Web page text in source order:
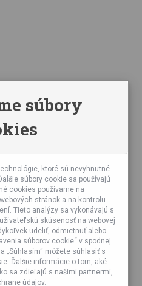
súbory
ktoré sú nevyhnutné
súbory cookie sa používajú
cookies používame na
stránok a na kontrolu
Tieto analýzy sa vykonávajú s
skúsenosť na webovej
udeliť, odmietnuť alebo
súborov cookie“ v spodnej
„Súhlasím“ môžete súhlasiť s
Ďalšie informácie o tom, aké
sa zdieľajú s našimi partnermi,
údajov.